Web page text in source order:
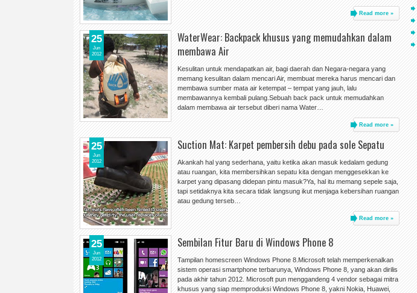
Read more »
WaterWear: Backpack khusus yang memudahkan dalam
membawa Air
Kesulitan untuk mendapatkan air, bagi daerah dan Negara-negara yang
memang kesulitan dalam mencari Air, membuat mereka harus mencari dan
membawa sumber mata air ketempat – tempat yang jauh, lalu
membawannya kembali pulang.Sebuah back pack untuk memudahkan
dalam membawa air tersebut diberi nama Water…
Read more »
25
Jun
2012
Suction Mat: Karpet pembersih debu pada sole Sepatu
Akankah hal yang sederhana, yaitu ketika akan masuk kedalam gedung
atau ruangan, kita membersihkan sepatu kita dengan menggesekkan ke
karpet yang dipasang didepan pintu masuk?Ya, hal itu memang sepele saja,
tapi setidaknya kita secara tidak langsung ikut menjaga kebersihan ruangan
atau gedung terseb…
Read more »
25
Jun
2012
Sembilan Fitur Baru di Windows Phone 8
Tampilan homescreen Windows Phone 8.Microsoft telah memperkenalkan
sistem operasi smartphone terbarunya, Windows Phone 8, yang akan dirilis
pada akhir tahun 2012. Microsoft pun menggandeng 4 vendor sebagai mitra
khusus yang siap memproduksi Windows Phone 8, yakni Nokia, Huawei,
25
Jun
2012